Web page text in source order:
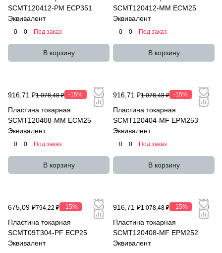
SCMT120412-PM ECP351
Эквивалент
0 0 Под заказ
В корзину
SCMT120412-MM ECM25
Эквивалент
0 0 Под заказ
В корзину
916,71 ₽1 078,48 ₽ -15%
Пластина токарная
SCMT120408-MM ECM25
Эквивалент
0 0 Под заказ
В корзину
916,71 ₽1 078,48 ₽ -15%
Пластина токарная
SCMT120404-MF EPM253
Эквивалент
0 0 Под заказ
В корзину
675,09 ₽794,22 ₽ -15%
Пластина токарная
SCMT09T304-PF ECP25
Эквивалент
916,71 ₽1 078,48 ₽ -15%
Пластина токарная
SCMT120408-MF EPM252
Эквивалент